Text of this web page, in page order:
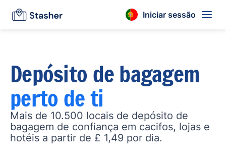
Iniciar sessão
Depósito de bagagem
perto de ti
Mais de 10.500 locais de depósito de
bagagem de confiança em cacifos, lojas e
hotéis a partir de £ 1,49 por dia.